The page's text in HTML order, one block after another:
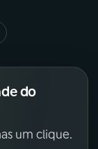
do
um clique.